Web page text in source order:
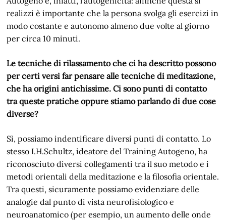
realizzi è importante che la persona svolga gli esercizi in
modo costante e autonomo almeno due volte al giorno
per circa 10 minuti.
Le tecniche di rilassamento che ci ha descritto possono
per certi versi far pensare alle tecniche di meditazione,
che ha origini antichissime. Ci sono punti di contatto
tra queste pratiche oppure stiamo parlando di due cose
diverse?
Sì, possiamo indentificare diversi punti di contatto. Lo
stesso I.H.Schultz, ideatore del Training Autogeno, ha
riconosciuto diversi collegamenti tra il suo metodo e i
metodi orientali della meditazione e la filosofia orientale.
Tra questi, sicuramente possiamo evidenziare delle
analogie dal punto di vista neurofisiologico e
neuroanatomico (per esempio, un aumento delle onde